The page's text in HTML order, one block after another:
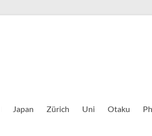
Japan Zürich Uni Otaku